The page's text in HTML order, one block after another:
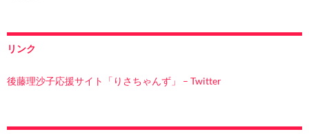
リンク
後藤理沙子応援サイト「りさちゃんず」 – Twitter